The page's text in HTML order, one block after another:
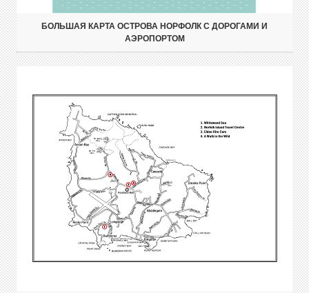
БОЛЬШАЯ КАРТА ОСТРОВА НОРФОЛК С ДОРОГАМИ И
АЭРОПОРТОМ